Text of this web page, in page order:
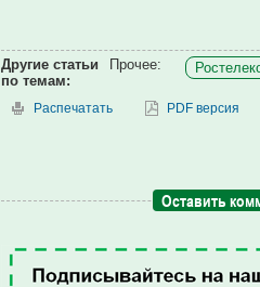
Другие статьи
по темам:
Прочее:
Распечатать PDF версия
Оставить